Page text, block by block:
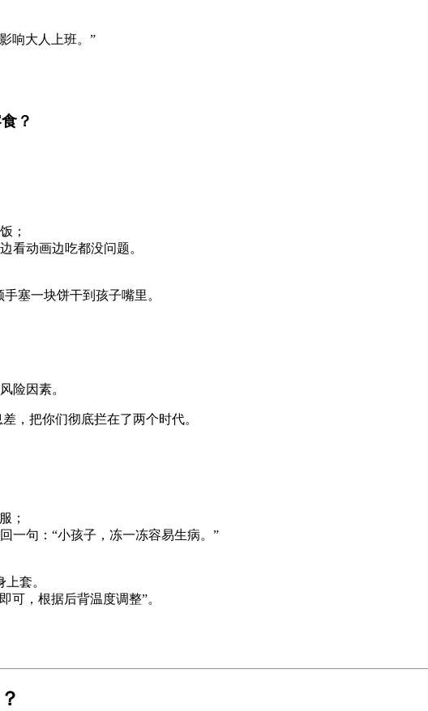
响大人上班。”
？
；
看动画边吃都没问题。
塞一块饼干到孩子嘴里。
险因素。
，把你们彻底拦在了两个时代。
；
一句：“小孩子，冻一冻容易生病。”
套。
可，根据后背温度调整”。